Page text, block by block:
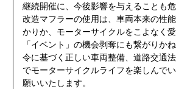
継続開催に、今後影響を与えることも
改造マフラーの使用は、車両本来の性
かりか、モーターサイクルをこよなく
「イベント」の機会剥奪にも繋がりか
令に基づく正しい車両整備、道路交通
でモーターサイクルライフを楽しんで
願いいたします。